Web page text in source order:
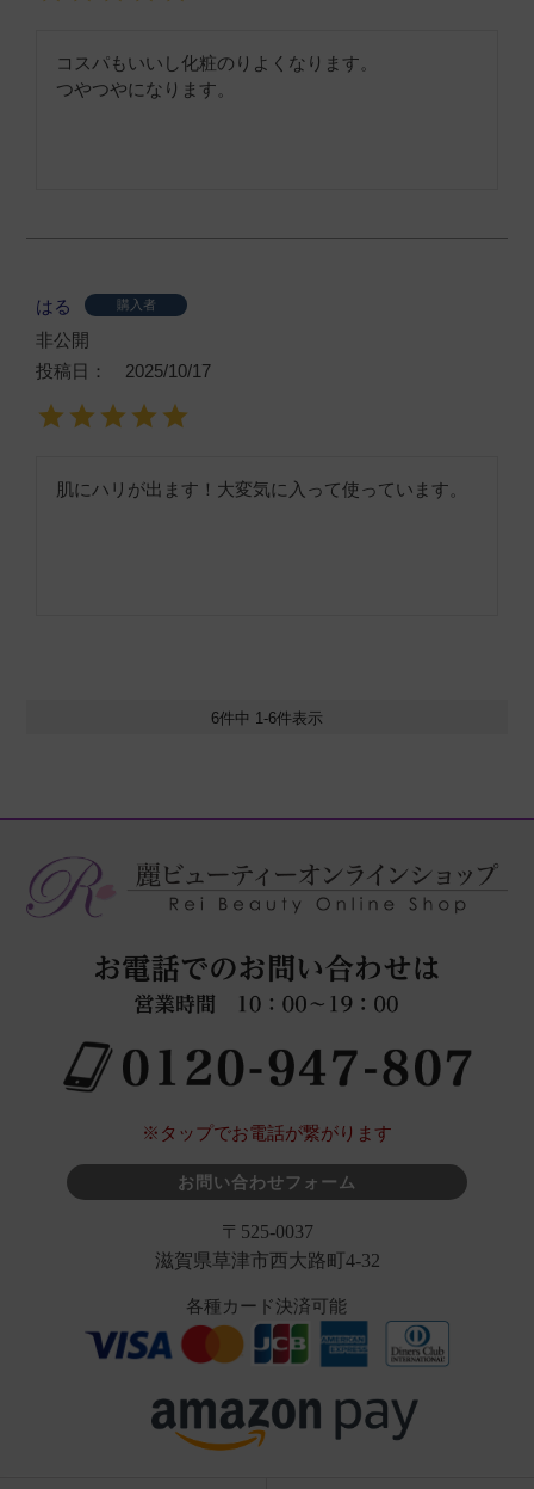
コスパもいいし化粧のりよくなります。
つやつやになります。
はる 購入者
非公開
投稿日
2025/10/17
肌にハリが出ます！大変気に入って使っています。
6件中 1-6件表示
※タップでお電話が繋がります
お問い合わせフォーム
〒525-0037
滋賀県草津市西大路町4-32
各種カード決済可能